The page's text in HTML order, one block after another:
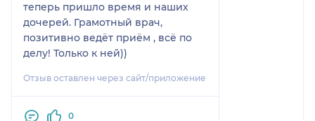
теперь пришло время и наших
дочерей. Грамотный врач,
позитивно ведёт приём , всё по
делу! Только к ней))
Отзыв оставлен через сайт/приложение
0